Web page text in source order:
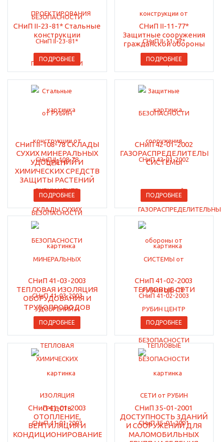
СНиП II-23-81* Стальные
конструкции
ПОДРОБНЕЕ
СНиП II-11-77*
Защитные сооружения
гражданской обороны
ПОДРОБНЕЕ
СНиП II-108-78 СКЛАДЫ
СУХИХ МИНЕРАЛЬНЫХ
УДОБРЕНИЙ И
ХИМИЧЕСКИХ СРЕДСТВ
ЗАЩИТЫ РАСТЕНИЙ
ПОДРОБНЕЕ
СНиП 42-01-2002
СИСТЕМЫ
ПОДРОБНЕЕ
СНиП 41-03-2003
ТЕПЛОВАЯ ИЗОЛЯЦИЯ
ОБОРУДОВАНИЯ И
ТРУБОПРОВОДОВ
ПОДРОБНЕЕ
СНиП 41-02-2003
ТЕПЛОВЫЕ СЕТИ
ПОДРОБНЕЕ
СНиП 41-01-2003
ОТОПЛЕНИЕ,
ВЕНТИЛЯЦИЯ И
КОНДИЦИОНИРОВАНИЕ
СНиП 35-01-2001
ДОСТУПНОСТЬ ЗДАНИЙ
И СООРУЖЕНИЙ ДЛЯ
МАЛОМОБИЛЬНЫХ